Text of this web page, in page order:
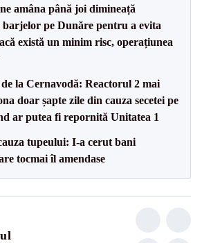
amâna până joi dimineață
barjelor pe Dunăre pentru a evita
există un minim risc, operațiunea
la Cernavodă: Reactorul 2 mai
doar șapte zile din cauza secetei pe
ar putea fi repornită Unitatea 1
tupeului: I-a cerut bani
tocmai îl amendase